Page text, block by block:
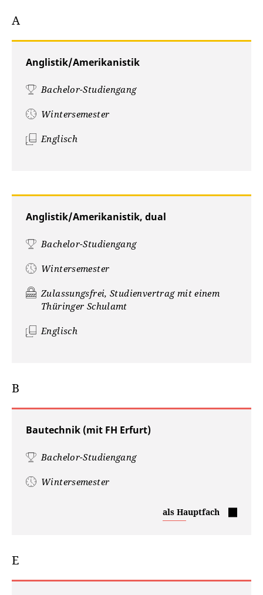
A
Anglistik/Amerikanistik
Bachelor-Studiengang
Wintersemester
Englisch
Anglistik/Amerikanistik, dual
Bachelor-Studiengang
Wintersemester
Zulassungsfrei, Studienvertrag mit einem
Thüringer Schulamt
Englisch
B
Bautechnik (mit FH Erfurt)
Bachelor-Studiengang
Wintersemester
Bautechnik
(mit
als Hauptfach
E